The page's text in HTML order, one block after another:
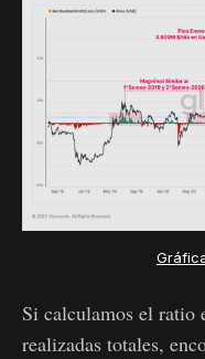
Si calculamos el ratio
realizadas totales,